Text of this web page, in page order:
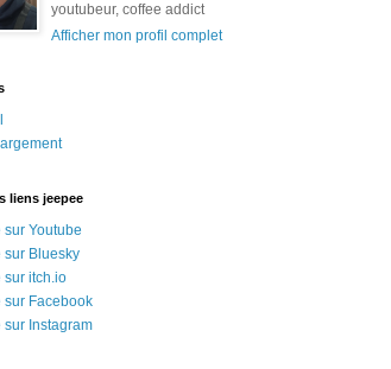
youtubeur, coffee addict
Afficher mon profil complet
liens jeepee
Youtube
sur Bluesky
sur itch.io
sur Facebook
sur Instagram